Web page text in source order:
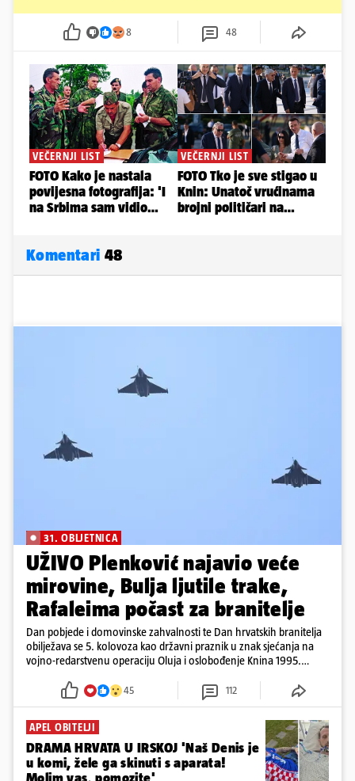
8 48
Komentari 48
31. OBLJETNICA
UŽIVO Plenković najavio veće
mirovine, Bulja ljutile trake,
Rafaleima počast za branitelje
Dan pobjede i domovinske zahvalnosti te Dan hrvatskih branitelja
obilježava se 5. kolovoza kao državni praznik u znak sjećanja na
vojno-redarstvenu operaciju Oluja i oslobođenje Knina 1995.
45 112
APEL OBITELJI
DRAMA HRVATA U IRSKOJ 'Naš Denis je
u komi, žele ga skinuti s aparata!